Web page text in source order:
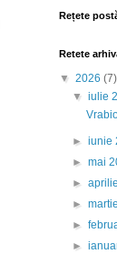
Rețete
Retete
▼ 2026 (7)
▼iulie
►iunie
►mai
►
►
►
►